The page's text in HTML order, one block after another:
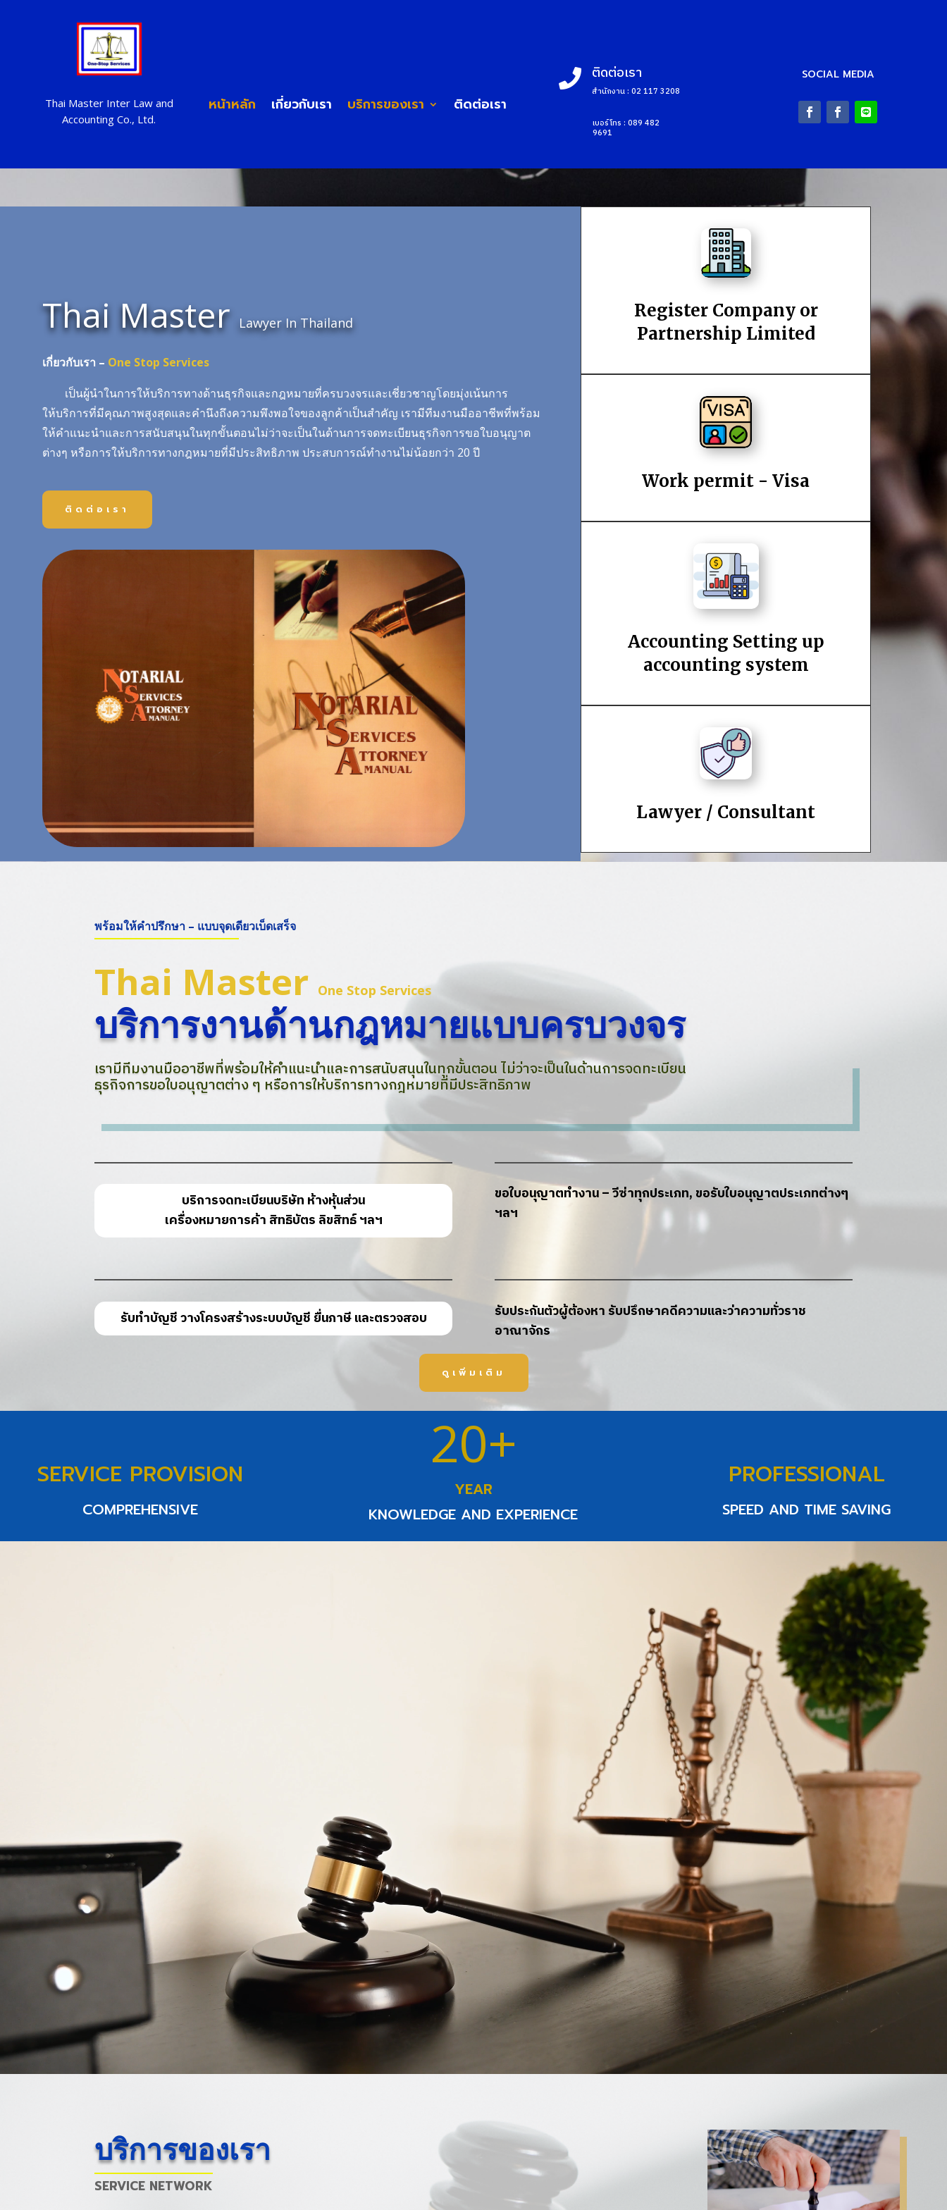
Thai Master Inter Law and
Accounting Co., Ltd.
หน้าหลัก เกี่ยวกับเรา บริการของเรา ติดต่อเรา
 ติดต่อเรา
สำนักงาน : 02 117 3208
เบอร์โทร : 089 482
9691
SOCIAL MEDIA
Thai Master Lawyer In Thailand
เกี่ยวกับเรา – One Stop Services
เป็นผู้นำในการให้บริการทางด้านธุรกิจและกฎหมายที่ครบวงจรและเชี่ยวชาญโดยมุ่งเน้นการ
ให้บริการที่มีคุณภาพสูงสุดและคำนึงถึงความพึงพอใจของลูกค้าเป็นสำคัญ เรามีทีมงานมืออาชีพที่พร้อม
ให้คำแนะนำและการสนับสนุนในทุกขั้นตอนไม่ว่าจะเป็นในด้านการจดทะเบียนธุรกิจการขอใบอนุญาต
ต่างๆ หรือการให้บริการทางกฎหมายที่มีประสิทธิภาพ ประสบการณ์ทำงานไม่น้อยกว่า 20 ปี
ติดต่อเรา
Register Company or
Partnership Limited
Work permit - Visa
Accounting Setting up
accounting system
Lawyer / Consultant
พร้อมให้คำปรึกษา – แบบจุดเดียวเบ็ดเสร็จ
Thai Master One Stop Services
บริการงานด้านกฎหมายแบบครบวงจร
เรามีทีมงานมืออาชีพที่พร้อมให้คำแนะนำและการสนับสนุนในทุกขั้นตอน ไม่ว่าจะเป็นในด้านการจดทะเบียน
ธุรกิจการขอใบอนุญาตต่าง ๆ หรือการให้บริการทางกฎหมายที่มีประสิทธิภาพ
บริการจดทะเบียนบริษัท ห้างหุ้นส่วน
เครื่องหมายการค้า สิทธิบัตร ลิขสิทธ์ ฯลฯ
ขอใบอนุญาตทำงาน – วีซ่าทุกประเภท, ขอรับใบอนุญาตประเภทต่างๆ
ฯลฯ
รับทำบัญชี วางโครงสร้างระบบบัญชี ยื่นภาษี และตรวจสอบ
รับประกันตัวผู้ต้องหา รับปรึกษาคดีความและว่าความทั่วราช
อาณาจักร
ดูเพิ่มเติม
SERVICE PROVISION
COMPREHENSIVE
20+
YEAR
KNOWLEDGE AND EXPERIENCE
PROFESSIONAL
SPEED AND TIME SAVING
บริการของเรา
SERVICE NETWORK